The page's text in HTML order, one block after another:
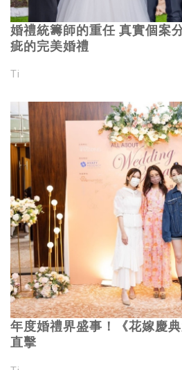
婚禮統籌師的重任 真實個案
疵的完美婚禮
Ti
年度婚禮界盛事！《花嫁慶
直擊